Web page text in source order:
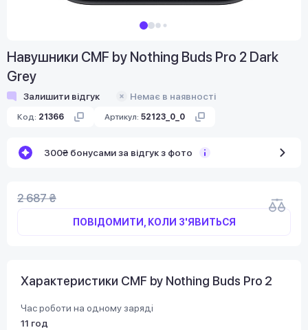
Навушники CMF by Nothing Buds Pro 2 Dark
Grey
Залишити відгук Немає в наявності
Код: 21366 Артикул: 52123_0_0
300₴ бонусами за відгук з фото
2 687 ₴
ПОВІДОМИТИ, КОЛИ З'ЯВИТЬСЯ
Характеристики CMF by Nothing Buds Pro 2
Час роботи на одному заряді
11 год